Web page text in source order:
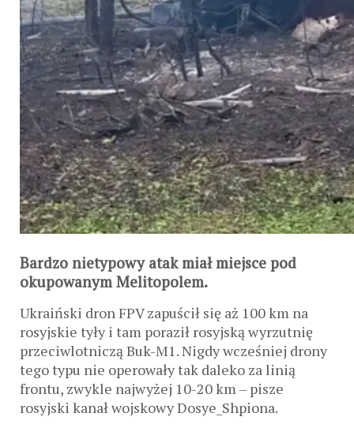
Bardzo nietypowy atak miał miejsce pod
okupowanym Melitopolem.
Ukraiński dron FPV zapuścił się aż 100 km na
rosyjskie tyły i tam poraził rosyjską wyrzutnię
przeciwlotniczą Buk-M1. Nigdy wcześniej drony
tego typu nie operowały tak daleko za linią
frontu, zwykle najwyżej 10-20 km – pisze
rosyjski kanał wojskowy Dosye_Shpiona.